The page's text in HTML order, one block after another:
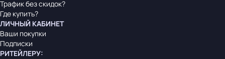
Трафик без скидок?
Где купить?
ЛИЧНЫЙ КАБИНЕТ
Ваши покупки
Подписки
РИТЕЙЛЕРУ: